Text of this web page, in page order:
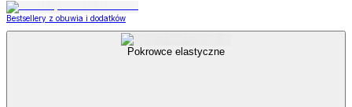
Bestsellery z obuwia i dodatków
Pokrowce elastyczne